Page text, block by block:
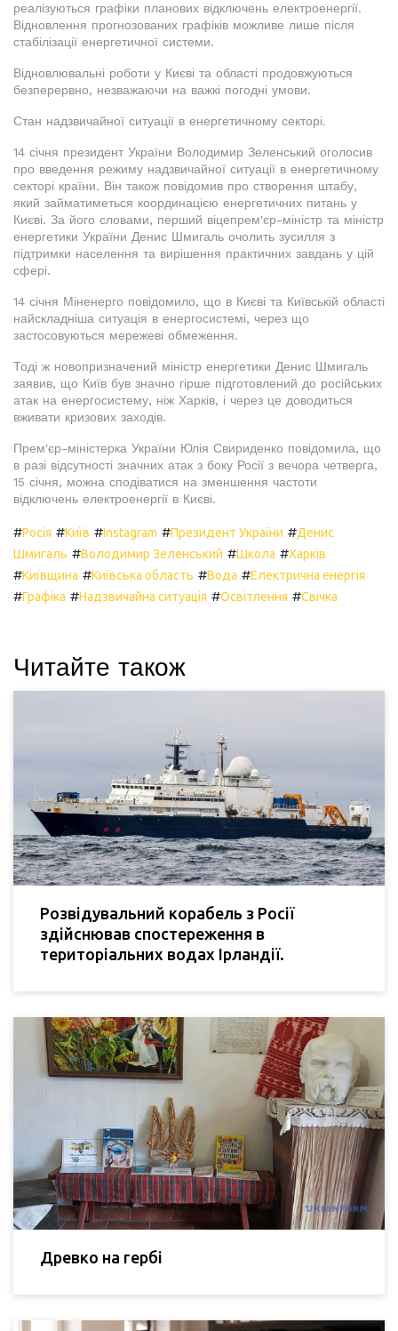
реалізуються графіки планових відключень електроенергії.
Відновлення прогнозованих графіків можливе лише після
стабілізації енергетичної системи.
Відновлювальні роботи у Києві та області продовжуються
безперервно, незважаючи на важкі погодні умови.
Стан надзвичайної ситуації в енергетичному секторі.
14 січня президент України Володимир Зеленський оголосив
про введення режиму надзвичайної ситуації в енергетичному
секторі країни. Він також повідомив про створення штабу,
який займатиметься координацією енергетичних питань у
Києві. За його словами, перший віцепрем'єр-міністр та міністр
енергетики України Денис Шмигаль очолить зусилля з
підтримки населення та вирішення практичних завдань у цій
сфері.
14 січня Міненерго повідомило, що в Києві та Київській області
найскладніша ситуація в енергосистемі, через що
застосовуються мережеві обмеження.
Тоді ж новопризначений міністр енергетики Денис Шмигаль
заявив, що Київ був значно гірше підготовлений до російських
атак на енергосистему, ніж Харків, і через це доводиться
вживати кризових заходів.
Прем'єр-міністерка України Юлія Свириденко повідомила, що
в разі відсутності значних атак з боку Росії з вечора четверга,
15 січня, можна сподіватися на зменшення частоти
відключень електроенергії в Києві.
#Росія #Київ #Instagram #Президент України #Денис
Шмигаль #Володимир Зеленський #Школа #Харків
#Київщина #Київська область #Вода #Електрична енергія
#Графіка #Надзвичайна ситуація #Освітлення #Свічка
Читайте також
Розвідувальний корабель з Росії
здійснював спостереження в
територіальних водах Ірландії.
Древко на гербі